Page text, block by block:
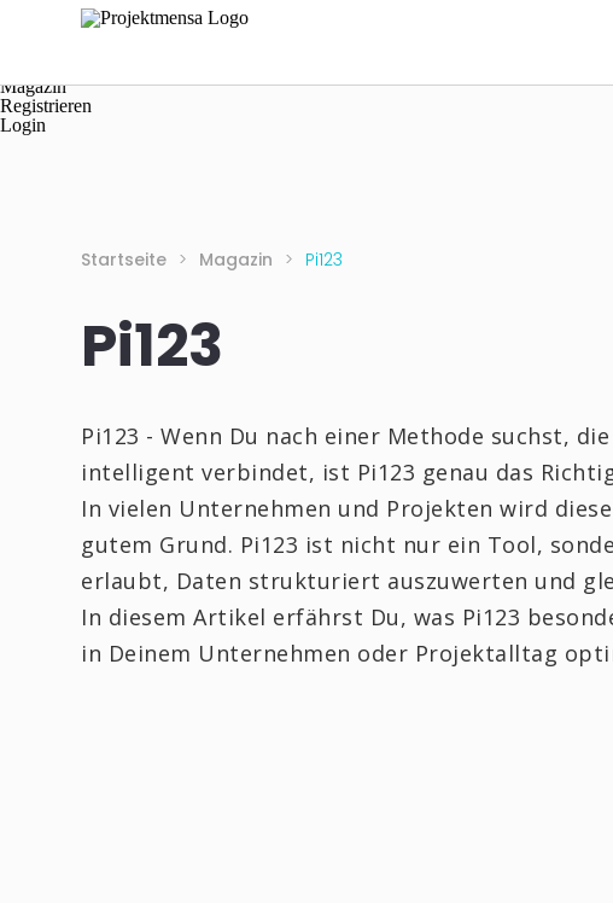
Navigation
Magazin
Registrieren
Login
Startseite > Magazin > Pi123
Pi123
Pi123 - Wenn Du nach einer Methode suchst,
intelligent verbindet, ist Pi123 genau das
In vielen Unternehmen und Projekten wird
gutem Grund. Pi123 ist nicht nur ein Tool,
erlaubt, Daten strukturiert auszuwerten und
In diesem Artikel erfährst Du, was Pi123
in Deinem Unternehmen oder Projektalltag